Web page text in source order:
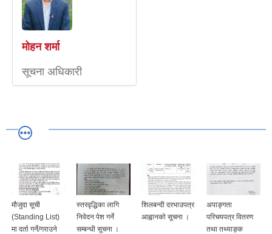
मोहन शर्मा
सूचना अधिकारी
मौजुदा सूची
(Standing List)
मा दर्ता गर्ने/गराउने
स्तरवृद्धिका लागि
निवेदन पेश गर्ने
सम्बन्धी सूचना ।
शिलबन्दी दरभाउपत्र
आह्वानको सूचना ।
अपाङ्गता
परिचयपत्र वितरण
तथा तथ्याङ्क